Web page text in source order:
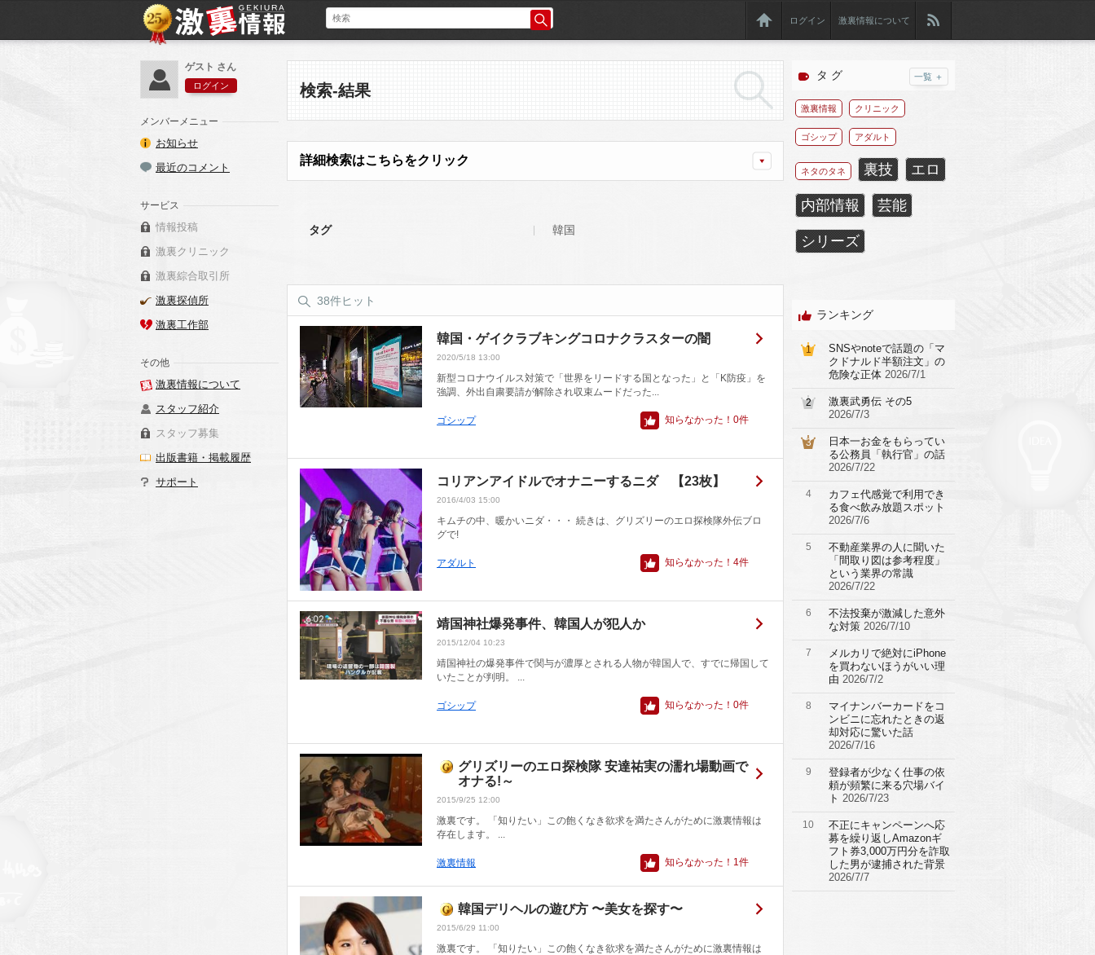
ログイン 激裏情報について
検索-結果
詳細検索はこちらをクリック
タグ 韓国
38件ヒット
韓国・ゲイクラブキングコロナクラスターの闇
2020/5/18 13:00
新型コロナウイルス対策で「世界をリードする国となった」と「K防疫」を
強調、外出自粛要請が解除され収束ムードだった...
ゴシップ 知らなかった！ 0件
コリアンアイドルでオナニーするニダ 【23枚】
2016/4/03 15:00
キムチの中、暖かいニダ・・・ 続きは、グリズリーのエロ探検隊外伝ブロ
グで!
アダルト 知らなかった！ 4件
靖国神社爆発事件、韓国人が犯人か
2015/12/04 10:23
靖国神社の爆発事件で関与が濃厚とされる人物が韓国人で、すでに帰国して
いたことが判明。 ...
ゴシップ 知らなかった！ 0件
グリズリーのエロ探検隊 安達祐実の濡れ場動画で
オナる!～
2015/9/25 12:00
激裏です。 「知りたい」この飽くなき欲求を満たさんがために激裏情報は
存在します。 ...
激裏情報 知らなかった！ 1件
韓国デリヘルの遊び方 〜美女を探す〜
2015/6/29 11:00
激裏です。 「知りたい」この飽くなき欲求を満たさんがために激裏情報は
ゲスト さん
ログイン
メンバーメニュー
お知らせ
最近のコメント
サービス
情報投稿
激裏クリニック
激裏綜合取引所
激裏探偵所
激裏工作部
その他
激裏情報について
スタッフ紹介
スタッフ募集
出版書籍・掲載履歴
サポート
タ グ 一覧 ＋
激裏情報 クリニック
ゴシップ アダルト
ネタのタネ 裏技 エロ
内部情報 芸能
シリーズ
ランキング
1
SNSやnoteで話題の「マ
クドナルド半額注文」の
危険な正体 2026/7/1
2
激裏武勇伝 その5
2026/7/3
3
日本一お金をもらってい
る公務員「執行官」の話
2026/7/22
4
カフェ代感覚で利用でき
る食べ飲み放題スポット
2026/7/6
5
不動産業界の人に聞いた
「間取り図は参考程度」
という業界の常識
2026/7/22
6
不法投棄が激減した意外
な対策 2026/7/10
7
メルカリで絶対にiPhone
を買わないほうがいい理
由 2026/7/2
8
マイナンバーカードをコ
ンビニに忘れたときの返
却対応に驚いた話
2026/7/16
9
登録者が少なく仕事の依
頼が頻繁に来る穴場バイ
ト 2026/7/23
10
不正にキャンペーンへ応
募を繰り返しAmazonギ
フト券3,000万円分を詐取
した男が逮捕された背景
2026/7/7